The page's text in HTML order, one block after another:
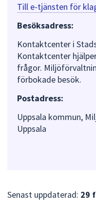
Till e-tjänsten för
Besöksadress:
Kontaktcenter i
Kontaktcenter
frågor.
förbokade besök.
Postadress:
Uppsala kommun,
Uppsala
Senast uppdaterad: 29